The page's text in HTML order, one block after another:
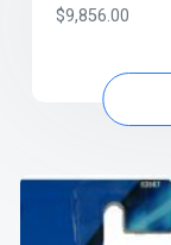
$9,856.00